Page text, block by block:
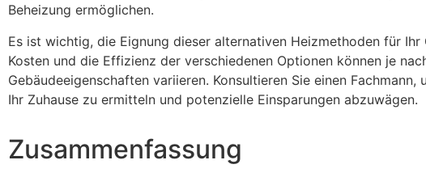
Beheizung ermöglichen.
Es ist wichtig, die Eignung dieser alternativen Heizmethoden für Ihr
Kosten und die Effizienz der verschiedenen Optionen können je
Gebäudeeigenschaften variieren. Konsultieren Sie einen
Ihr Zuhause zu ermitteln und potenzielle Einsparungen abzuwägen.
Zusammenfassung